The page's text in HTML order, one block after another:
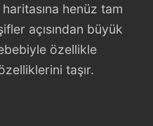
henüz tam
açısından büyük
özellikle
taşır.